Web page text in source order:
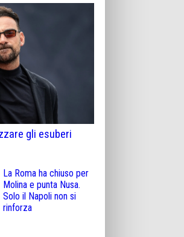
gli esuberi
La Roma ha chiuso per
Molina e punta Nusa.
Solo il Napoli non si
rinforza